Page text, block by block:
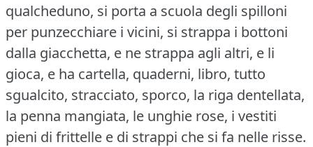
qualcheduno, si porta a scuola degli spilloni
per punzecchiare i vicini, si strappa i bottoni
dalla giacchetta, e ne strappa agli altri, e li
gioca, e ha cartella, quaderni, libro, tutto
sgualcito, stracciato, sporco, la riga dentellata,
la penna mangiata, le unghie rose, i vestiti
pieni di frittelle e di strappi che si fa nelle risse.